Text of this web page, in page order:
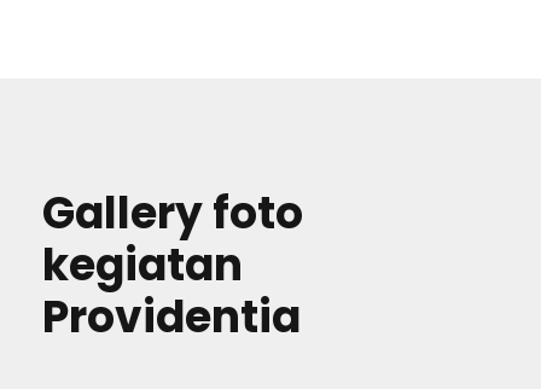
Gallery foto
kegiatan
Providentia